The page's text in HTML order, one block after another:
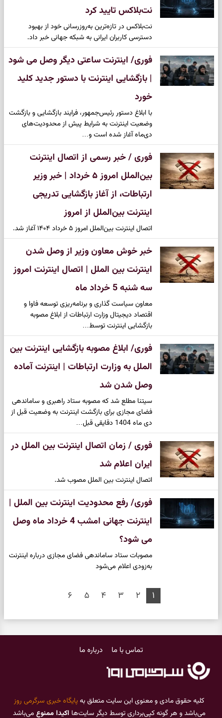
نت‌بلاکس تایید کرد
نت‌بلاکس در تازه‌ترین به‌روزرسانی خود از بهبود
دسترسی کاربران ایرانی به شبکه جهانی خبر داد.
فوری/ اینترنت ساعتی دیگر وصل می شود
| بازگشایی اینترنت با دستور جدید کلید
خورد
با ابلاغ دستور رئیس‌جمهور، فرایند بازگشایی و بازگشت
وضعیت اینترنت به شرایط پیش از محدودیت‌های
دی‌ماه آغاز شده است و…
فوری / خبر رسمی از اتصال اینترنت
بین‌الملل امروز ۵ خرداد | خبر وزیر
ارتباطات، از آغاز بازگشایی تدریجی
اینترنت بین‌الملل از امروز
اتصال اینترنت بین‌الملل امروز ۵ خرداد ۱۴۰۴ آغاز شد.
خبر خوش معاون وزیر از وصل شدن
اینترنت بین الملل | اتصال اینترنت امروز
سه شنبه 5 خرداد ماه
معاون سیاست گذاری و برنامه‌ریزی توسعه فاوا و
اقتصاد دیجیتال وزارت ارتباطات از ابلاغ مصوبه
بازگشایی اینترنت توسط…
فوری/ ابلاغ مصوبه بازگشایی اینترنت بین
الملل به وزارت ارتباطات | اینترنت آماده
وصل شدن شد
سیتنا مطلع شد که مصوبه ستاد راهبری و ساماندهی
فضای مجازی برای بازگشت اینترنت به وضعیت قبل از
دی ماه 1404 دقایقی قبل…
فوری / زمان اتصال اینترنت بین الملل در
ایران اعلام شد
اتصال اینترنت بین الملل مصوب شد.
فوری/ رفع محدودیت اینترنت بین الملل |
اینترنت جهانی امشب 4 خرداد ماه وصل
می شود؟
مصوبات ستاد ساماندهی فضای مجازی درباره اینترنت
به‌زودی اعلام می‌شود
۱ ۲ ۳ ۴ ۵ ۶
تماس با ما درباره ما
کلیه حقوق مادی و معنوی این سایت متعلق بهپایگاه خبری سرگرمی روز
می‌باشد و هر گونه کپی‌برداری توسط دیگر سایت‌ها اکیدا ممنوع می‌باشد